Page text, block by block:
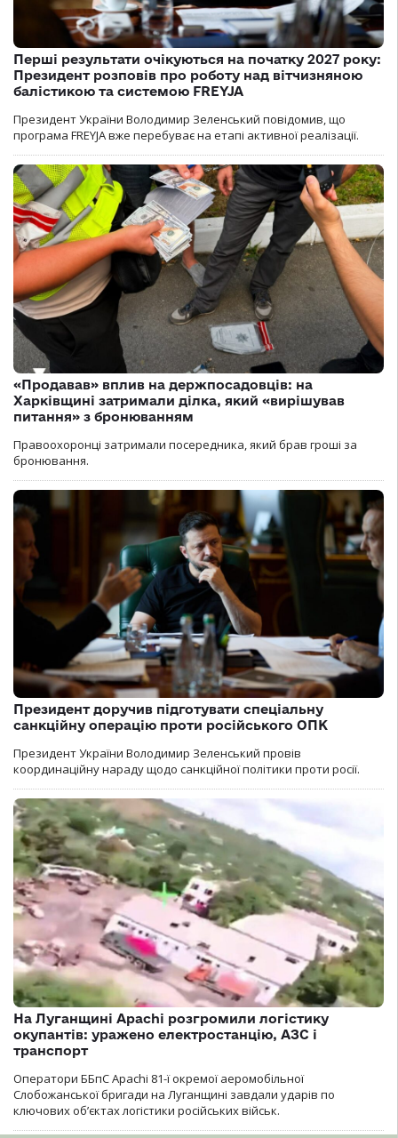
Перші результати очікуються на початку 2027 року:
Президент розповів про роботу над вітчизняною
балістикою та системою FREYJA
Президент України Володимир Зеленський повідомив, що
програма FREYJA вже перебуває на етапі активної реалізації.
«Продавав» вплив на держпосадовців: на
Харківщині затримали ділка, який «вирішував
питання» з бронюванням
Правоохоронці затримали посередника, який брав гроші за
бронювання.
Президент доручив підготувати спеціальну
санкційну операцію проти російського ОПК
Президент України Володимир Зеленський провів
координаційну нараду щодо санкційної політики проти росії.
На Луганщині Apachi розгромили логістику
окупантів: уражено електростанцію, АЗС і
транспорт
Оператори ББпС Apachi 81-ї окремої аеромобільної
Слобожанської бригади на Луганщині завдали ударів по
ключових об’єктах логістики російських військ.